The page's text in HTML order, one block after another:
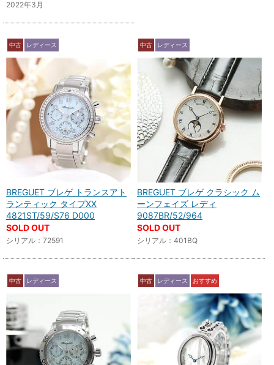
2022年3月
中古 レディース
BREGUET ブレゲ トランスアト
ランティック タイプXX
4821ST/59/S76 D000
SOLD OUT
シリアル：72591
中古 レディース
BREGUET ブレゲ クラシック ム
ーンフェイズ レディ
9087BR/52/964
SOLD OUT
シリアル：401BQ
中古 レディース 中古 レディース おすすめ